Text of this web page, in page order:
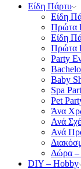
Είδη Πάρτυ
Είδη
Πρώτα
Είδη
Πρώτα
Party
Baby
Spa
Pet
Άνα
Ανά
Ανά
Δώρα –
DIY – Hobby